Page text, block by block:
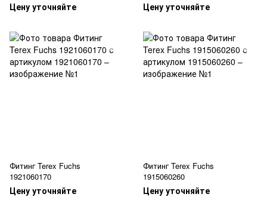
Цену уточняйте Цену уточняйте
Фитинг Terex Fuchs
1921060170
Цену уточняйте
Фитинг Terex Fuchs
1915060260
Цену уточняйте